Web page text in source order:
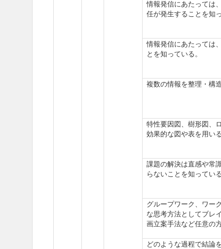
情報発信にあたっては
任が発生することを知
情報発信にあたっては
とを知っている。
複数の情報を整理・構
特性要因図、樹形図、
効果的な図や表を用い
課題の解決は直感や常
らないことを知ってい
グループワーク、ワー
な思考方法としてブレ
画立案手法など任意の
どのような過程で結論